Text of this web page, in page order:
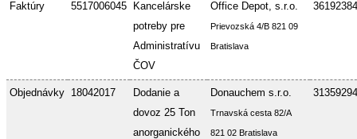
Faktúry 5517006045
Kancelárske
potreby pre
Administratívu
ČOV
Office Depot, s.r.o.
Prievozská 4/B 821 09
Bratislava
36192384
Objednávky 18042017
Dodanie a
dovoz 25 Ton
anorganického
Donauchem s.r.o.
Trnavská cesta 82/A
821 02 Bratislava
31359294